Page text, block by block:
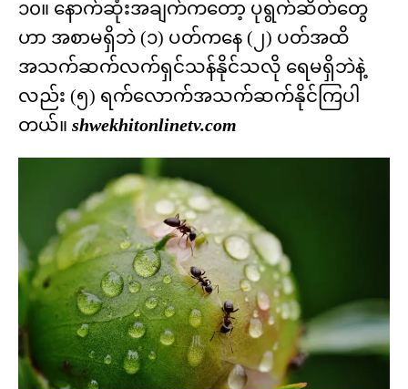
၁၀။ နောက်ဆုံးအချက်ကတော့ ပုရွက်ဆိတ်တွေ
ဟာ အစာမရှိဘဲ (၁) ပတ်ကနေ (၂) ပတ်အထိ
အသက်ဆက်လက်ရှင်သန်နိုင်သလို ရေမရှိဘဲနဲ့
လည်း (၅) ရက်လောက်အသက်ဆက်နိုင်ကြပါ
တယ်။ shwekhitonlinetv.com